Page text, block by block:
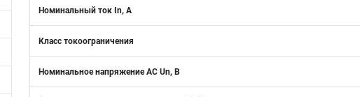
Номинальный ток In, А
Класс токоограничения
Номинальное напряжение АС Un, В